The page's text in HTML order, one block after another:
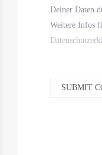
Deiner Daten
Weitere Infos
SUBMIT